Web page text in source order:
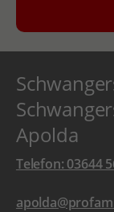
Apolda
Telefon: 03644